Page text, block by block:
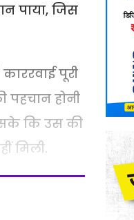
पाया, जिस
पूरी
होनी
कि उस की
मिली.